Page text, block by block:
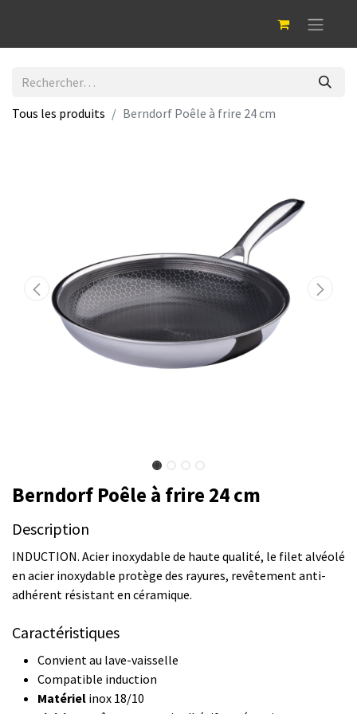
Tous les produits Berndorf Poêle à frire 24 cm
Berndorf Poêle à frire 24 cm
Description
INDUCTION. Acier inoxydable de haute qualité, le filet alvéolé
en acier inoxydable protège des rayures, revêtement anti-
adhérent résistant en céramique.
Caractéristiques
Convient au lave-vaisselle
Compatible induction
Matériel inox 18/10